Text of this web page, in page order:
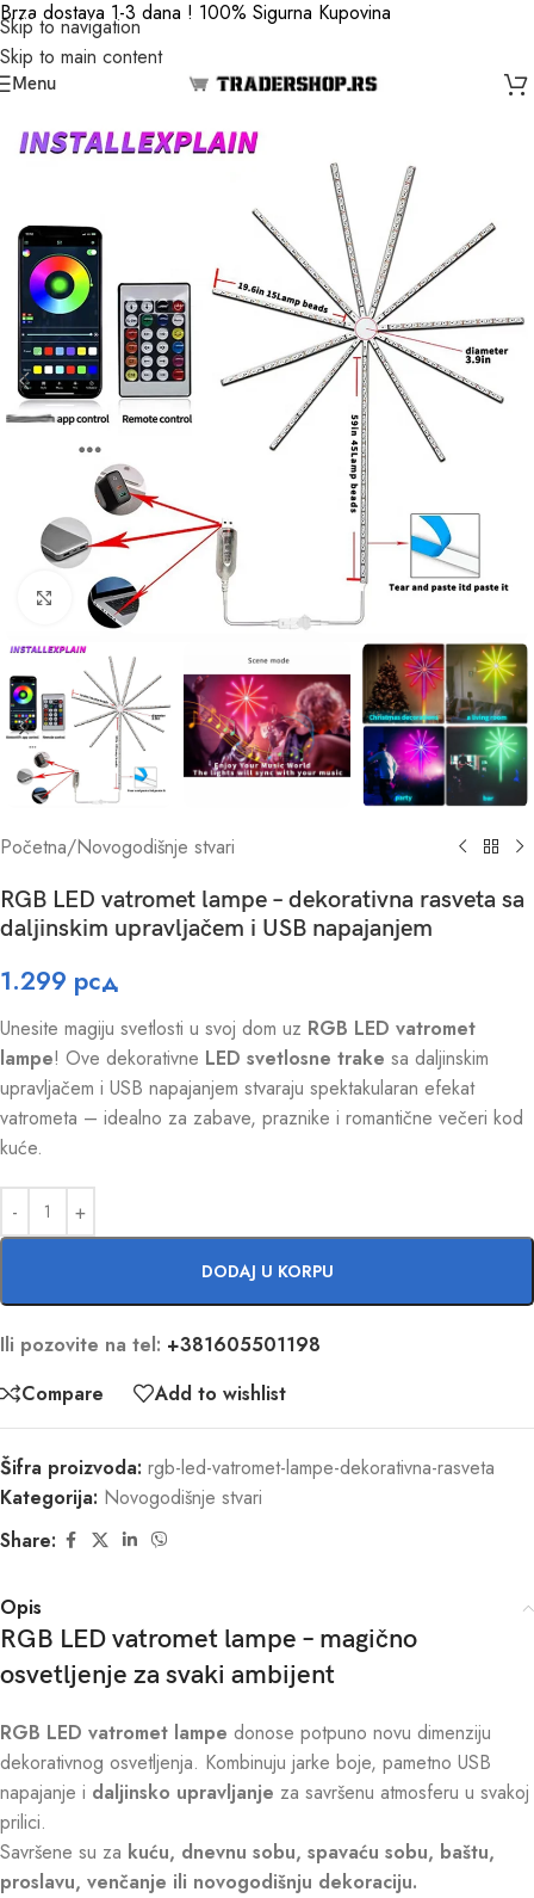
Skip to navigation
Skip to main content
Brza dostava 1-3 dana ! 100% Sigurna Kupovina
Menu
Click to enlarge
Početna/Novogodišnje stvari
RGB LED vatromet lampe – dekorativna rasveta sa
daljinskim upravljačem i USB napajanjem
1.299 рсд
Unesite magiju svetlosti u svoj dom uz RGB LED vatromet
lampe! Ove dekorativne LED svetlosne trake sa daljinskim
upravljačem i USB napajanjem stvaraju spektakularan efekat
vatrometa – idealno za zabave, praznike i romantične večeri kod
kuće.
DODAJ U KORPU
Ili pozovite na tel: +381605501198
Compare
Add to wishlist
Šifra proizvoda: rgb-led-vatromet-lampe-dekorativna-rasveta
Kategorija: Novogodišnje stvari
Share:
Opis
RGB LED vatromet lampe – magično
osvetljenje za svaki ambijent
RGB LED vatromet lampe donose potpuno novu dimenziju
dekorativnog osvetljenja. Kombinuju jarke boje, pametno USB
napajanje i daljinsko upravljanje za savršenu atmosferu u svakoj
prilici.
Savršene su za kuću, dnevnu sobu, spavaću sobu, baštu,
proslavu, venčanje ili novogodišnju dekoraciju.